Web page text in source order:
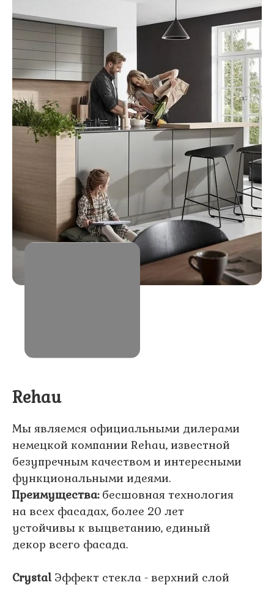
Rehau
Мы являемся официальными дилерами
немецкой компании Rehau, известной
безупречным качеством и интересными
функциональными идеями.
Преимущества: бесшовная технология
на всех фасадах, более 20 лет
устойчивы к выцветанию, единый
декор всего фасада.
CrystalЭффект стекла - верхний слой